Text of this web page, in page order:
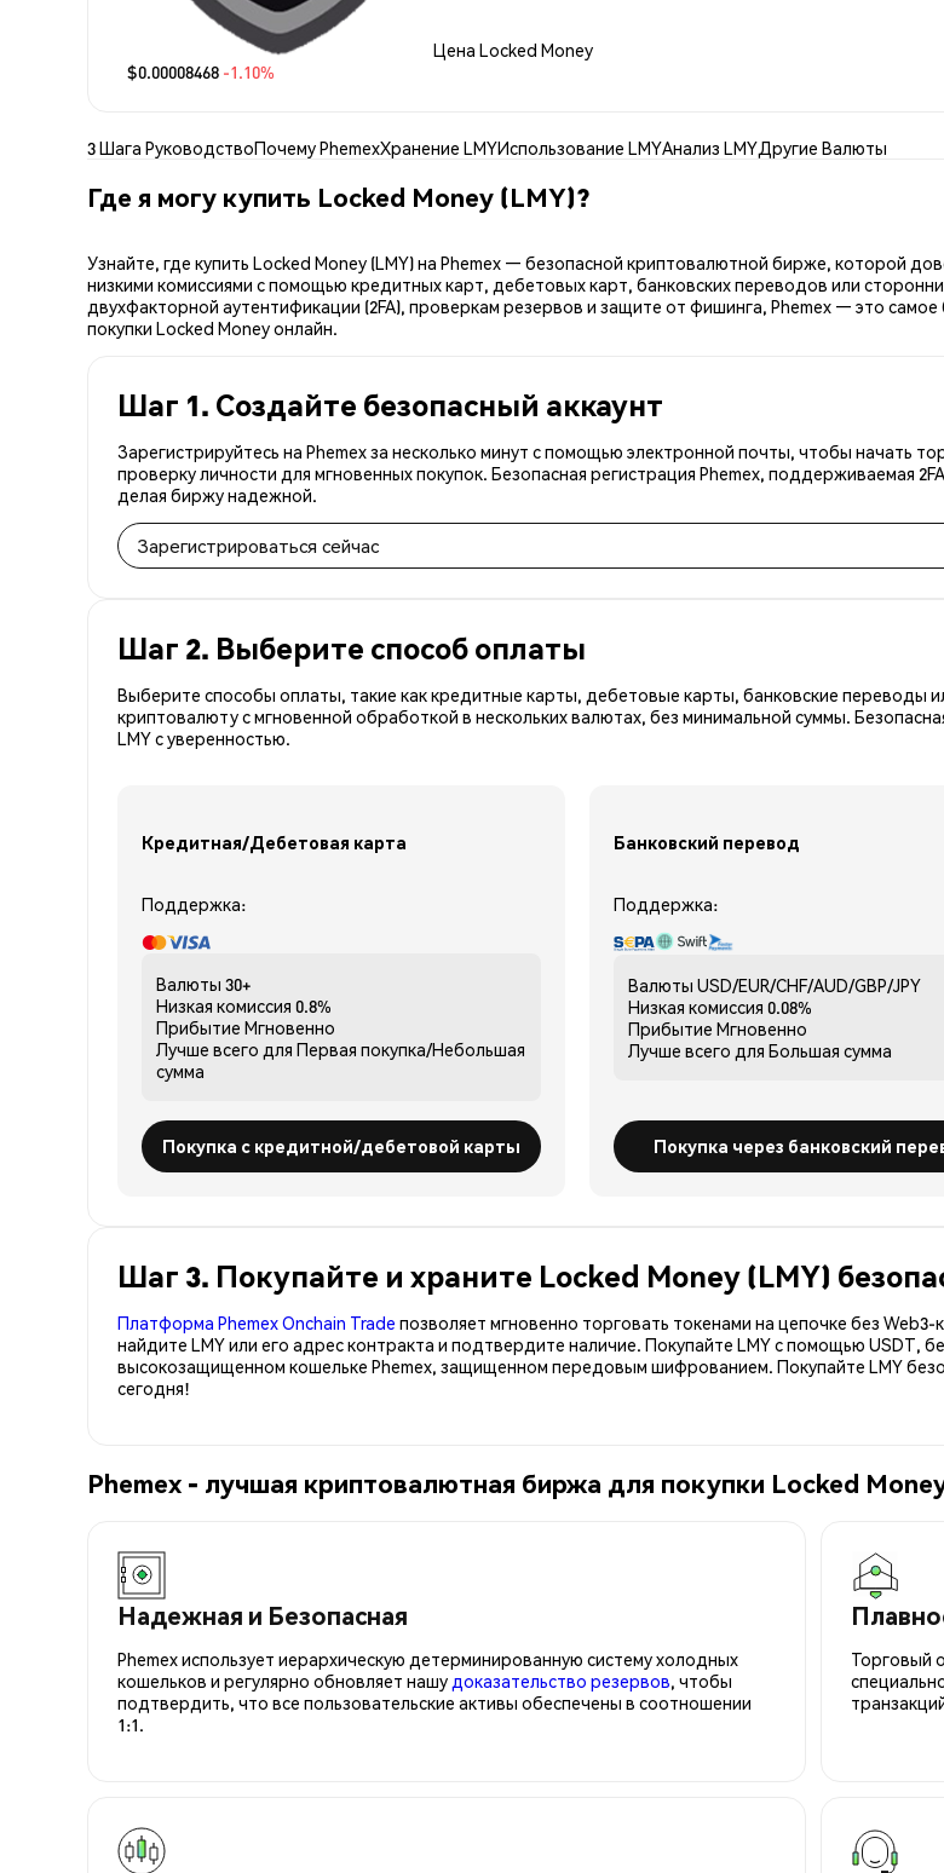
Цена Locked Money
$0.00008468 -1.10%
3 Шага РуководствоПочему PhemexХранение LMYИспользование LMYАнализ LMYДругие Валюты
Где я могу купить Locked Money (LMY)?
Узнайте, где купить Locked Money (LMY) на Phemex — безопасной криптовалютной бирже, которой
низкими комиссиями с помощью кредитных карт, дебетовых карт, банковских переводов или
двухфакторной аутентификации (2FA), проверкам резервов и защите от фишинга, Phemex — это
покупки Locked Money онлайн.
Шаг 1. Создайте безопасный аккаунт
Зарегистрируйтесь на Phemex за несколько минут с помощью электронной почты, чтобы начать
проверку личности для мгновенных покупок. Безопасная регистрация Phemex, поддерживаемая
делая биржу надежной.
Зарегистрироваться сейчас
Шаг 2. Выберите способ оплаты
Выберите способы оплаты, такие как кредитные карты, дебетовые карты, банковские переводы
криптовалюту с мгновенной обработкой в нескольких валютах, без минимальной суммы.
LMY с уверенностью.
Кредитная/Дебетовая карта
Поддержка:
Валюты 30+
Низкая комиссия 0.8%
Прибытие Мгновенно
Лучше всего для Первая покупка/Небольшая
сумма
Покупка с кредитной/дебетовой карты
Банковский перевод
Поддержка:
Валюты USD/EUR/CHF/AUD/GBP/JPY
Низкая комиссия 0.08%
Прибытие Мгновенно
Лучше всего для Большая сумма
Покупка через банковский
Шаг 3. Покупайте и храните Locked Money (LMY)
Платформа Phemex Onchain Trade позволяет мгновенно торговать токенами на цепочке без
найдите LMY или его адрес контракта и подтвердите наличие. Покупайте LMY с помощью USDT,
высокозащищенном кошельке Phemex, защищенном передовым шифрованием. Покупайте LMY
сегодня!
Phemex - лучшая криптовалютная биржа для покупки Locked
Надежная и Безопасная
Phemex использует иерархическую детерминированную систему холодных
кошельков и регулярно обновляет нашу доказательство резервов, чтобы
подтвердить, что все пользовательские активы обеспечены в соотношении
1:1.
Торговый